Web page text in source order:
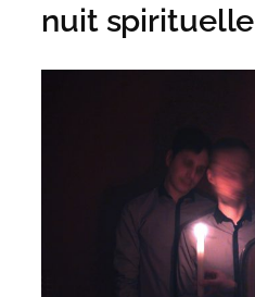
nuit spirituelle